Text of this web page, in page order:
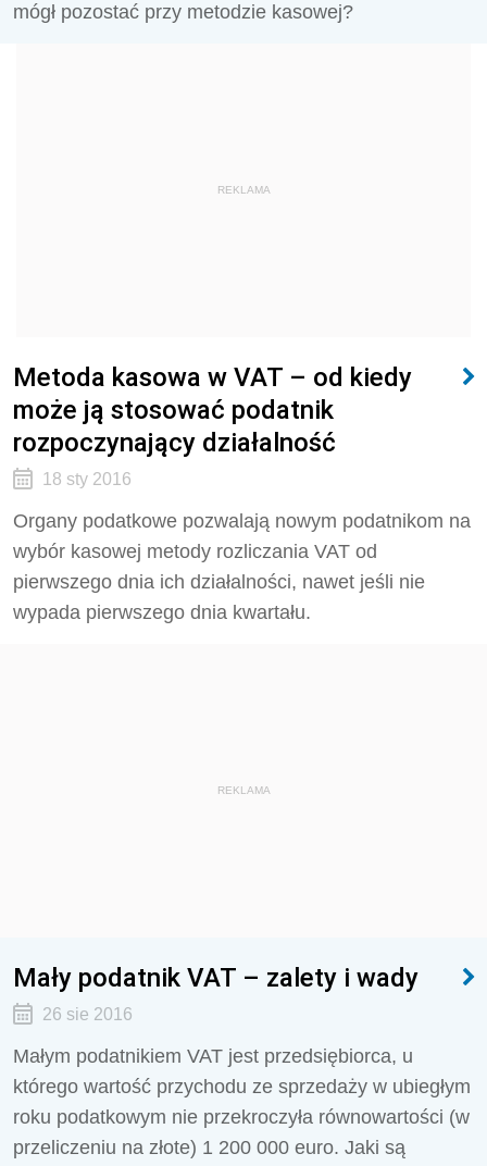
mógł pozostać przy metodzie kasowej?
REKLAMA
Metoda kasowa w VAT – od kiedy
może ją stosować podatnik
rozpoczynający działalność
18 sty 2016
Organy podatkowe pozwalają nowym podatnikom na
wybór kasowej metody rozliczania VAT od
pierwszego dnia ich działalności, nawet jeśli nie
wypada pierwszego dnia kwartału.
REKLAMA
Mały podatnik VAT – zalety i wady
26 sie 2016
Małym podatnikiem VAT jest przedsiębiorca, u
którego wartość przychodu ze sprzedaży w ubiegłym
roku podatkowym nie przekroczyła równowartości (w
przeliczeniu na złote) 1 200 000 euro. Jaki są